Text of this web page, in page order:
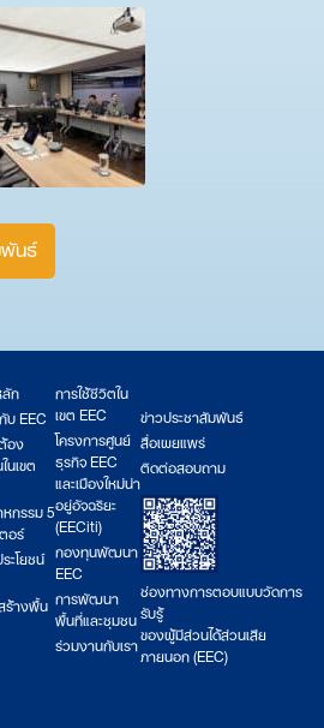
นธ์
ก
บ EEC
อง
นเขต
กรรม 5
อร์
ะโยชน์
ร้างพื้น
การใช้ชีวิตใน
เขต EEC
โครงการศูนย์
ธุรกิจ EEC
และเมืองใหม่น่า
อยู่อัจฉริยะ
(EECiti)
กองทุนพัฒนา
EEC
การพัฒนา
พื้นที่และชุมชน
ร่วมงานกับเรา
ข่าวประชาสัมพันธ์
สื่อเผยแพร่
ติดต่อสอบถาม
ช่องทางการตอบแบบวัดการ
รับรู้
ของผู้มีส่วนได้ส่วนเสีย
ภายนอก (EEC)